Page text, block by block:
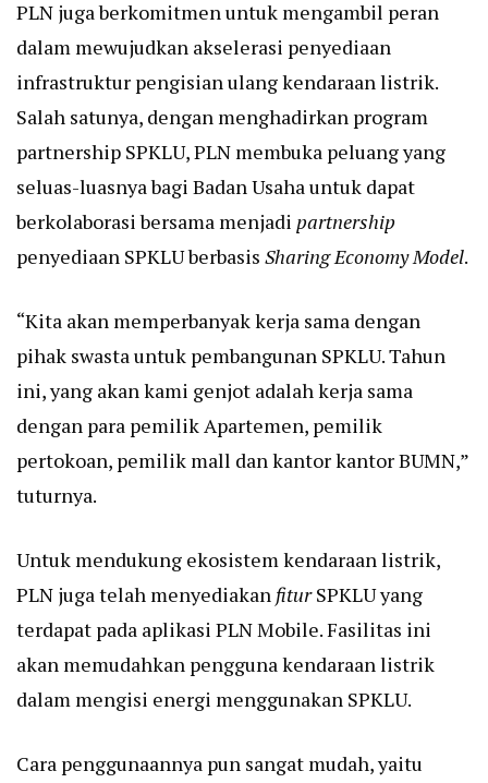
PLN juga berkomitmen untuk mengambil peran
dalam mewujudkan akselerasi penyediaan
infrastruktur pengisian ulang kendaraan listrik.
Salah satunya, dengan menghadirkan program
partnership SPKLU, PLN membuka peluang yang
seluas-luasnya bagi Badan Usaha untuk dapat
berkolaborasi bersama menjadi partnership
penyediaan SPKLU berbasis Sharing Economy Model.
“Kita akan memperbanyak kerja sama dengan
pihak swasta untuk pembangunan SPKLU. Tahun
ini, yang akan kami genjot adalah kerja sama
dengan para pemilik Apartemen, pemilik
pertokoan, pemilik mall dan kantor kantor BUMN,”
tuturnya.
Untuk mendukung ekosistem kendaraan listrik,
PLN juga telah menyediakan fiturSPKLU yang
terdapat pada aplikasi PLN Mobile. Fasilitas ini
akan memudahkan pengguna kendaraan listrik
dalam mengisi energi menggunakan SPKLU.
Cara penggunaannya pun sangat mudah, yaitu